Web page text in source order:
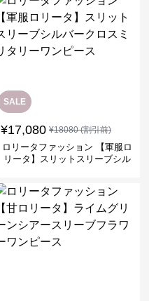
SALE
¥17,080 ¥18080(割引前)
ロリータファッション 【軍服ロ
リータ】スリットスリーブシル